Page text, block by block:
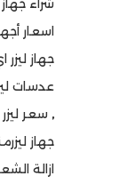
شراء جهاز
اسعار
جهاز
عدسات
, سعر
جهاز
ازالة